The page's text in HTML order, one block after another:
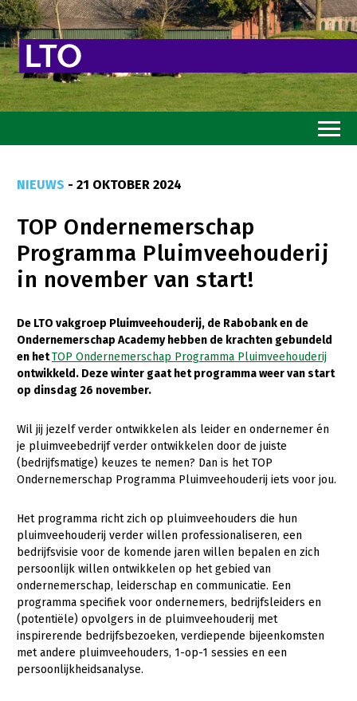
Goed eten
Mooi groen
Sterk ondernemerschap
Transitiepaden
Thema’s
Gezonde planten
Natuur, klimaat en energie
Bodem en water
Mens, ondernemerschap en onderwijs
Internationaal
Sectoren
Dier
Biologische Landbouw
Plant
NIEUWS - 21 OKTOBER 2024
TOP Ondernemerschap
Programma Pluimveehouderij
in november van start!
De LTO vakgroep Pluimveehouderij, de Rabobank en de
Ondernemerschap Academy hebben de krachten gebundeld
en hetTOP Ondernemerschap Programma Pluimveehouderij
ontwikkeld. Deze winter gaat het programma weer van start
op dinsdag 26 november.
Wil jij jezelf verder ontwikkelen als leider en ondernemer én
je pluimveebedrijf verder ontwikkelen door de juiste
(bedrijfsmatige) keuzes te nemen? Dan is het TOP
Ondernemerschap Programma Pluimveehouderij iets voor jou.
Het programma richt zich op pluimveehouders die hun
pluimveehouderij verder willen professionaliseren, een
bedrijfsvisie voor de komende jaren willen bepalen en zich
persoonlijk willen ontwikkelen op het gebied van
ondernemerschap, leiderschap en communicatie. Een
programma specifiek voor ondernemers, bedrijfsleiders en
(potentiële) opvolgers in de pluimveehouderij met
inspirerende bedrijfsbezoeken, verdiepende bijeenkomsten
met andere pluimveehouders, 1-op-1 sessies en een
persoonlijkheidsanalyse.